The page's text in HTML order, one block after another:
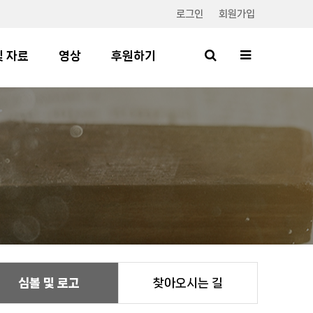
회원가입
로그인
자료 영상 후원하기
심볼 및 로고 찾아오시는 길